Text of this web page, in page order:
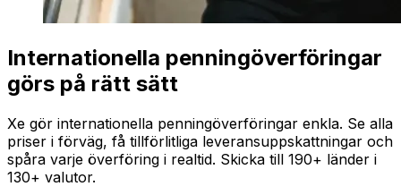
Internationella penningöverföringar
görs på rätt sätt
Xe gör internationella penningöverföringar enkla. Se alla
priser i förväg, få tillförlitliga leveransuppskattningar och
spåra varje överföring i realtid. Skicka till 190+ länder i
130+ valutor.